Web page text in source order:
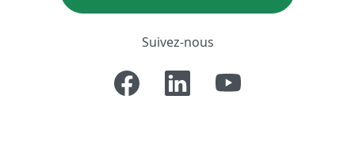
Suivez-nous